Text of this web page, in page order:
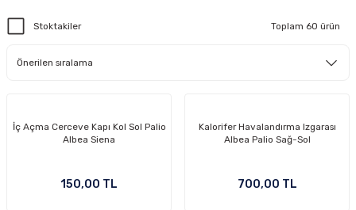
Stoktakiler Toplam 60 ürün
İç Açma Cerceve Kapı Kol Sol Palio
Albea Siena
150,00 TL
Kalorifer Havalandırma Izgarası
Albea Palio Sağ-Sol
700,00 TL